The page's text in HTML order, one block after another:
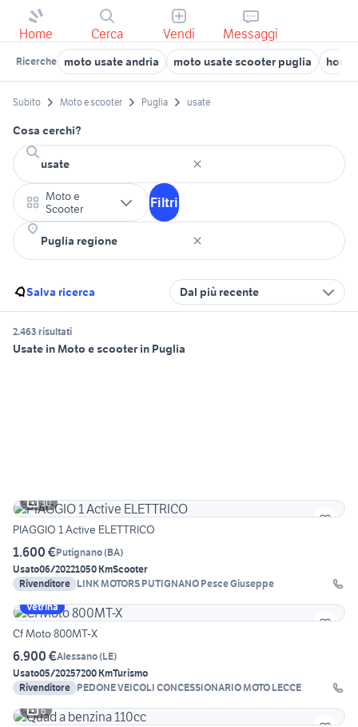
Home Cerca Vendi Messaggi
Ricerche moto usate andria moto usate scooter puglia
Subito Moto e scooter Puglia usate
Cosa cerchi?
Moto e
Scooter
Filtri
Salva ricerca Dal più recente
2.463 risultati
Usate in Moto e scooter in Puglia
30
PIAGGIO 1 Active ELETTRICO
1.600 €Putignano(BA)
Usato06/20221050 KmScooter
Rivenditore LINK MOTORS PUTIGNANO Pesce Giuseppe
Vetrina
Cf Moto 800MT-X
6.900 €Alessano(LE)
Usato05/20257200 KmTurismo
Rivenditore PEDONE VEICOLI CONCESSIONARIO MOTO LECCE
6